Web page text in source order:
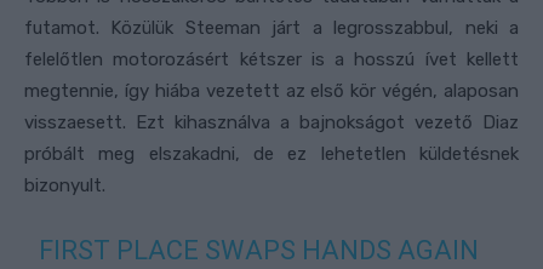
futamot. Közülük Steeman járt a legrosszabbul, neki a
felelőtlen motorozásért kétszer is a hosszú ívet kellett
megtennie, így hiába vezetett az első kör végén, alaposan
visszaesett. Ezt kihasználva a bajnokságot vezető Diaz
próbált meg elszakadni, de ez lehetetlen küldetésnek
bizonyult.
FIRST PLACE SWAPS HANDS AGAIN